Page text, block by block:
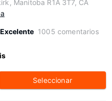
Manitoba R1A 3T7, CA
Excelente 1005 comentarios
Seleccionar